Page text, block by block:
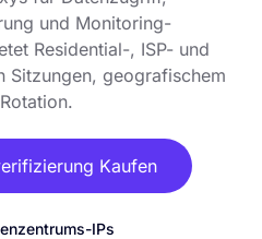
und Monitoring-
Residential-, ISP- und
Sitzungen, geografischem
Kaufen
IPs